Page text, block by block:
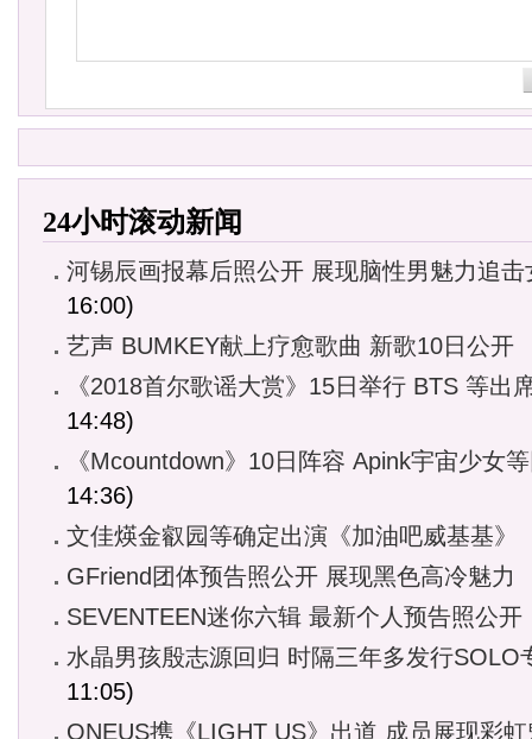
24小时滚动新闻
河锡辰画报幕后照公开 展现脑性男魅力追击
16:00)
艺声 BUMKEY献上疗愈歌曲 新歌10日公开
《2018首尔歌谣大赏》15日举行 BTS 等出
14:48)
《Mcountdown》10日阵容 Apink宇宙少女
14:36)
文佳煐金叡园等确定出演《加油吧威基基》
GFriend团体预告照公开 展现黑色高冷魅力
SEVENTEEN迷你六辑 最新个人预告照公开
水晶男孩殷志源回归 时隔三年多发行SOLO
11:05)
ONEUS携《LIGHT US》出道 成员展现彩